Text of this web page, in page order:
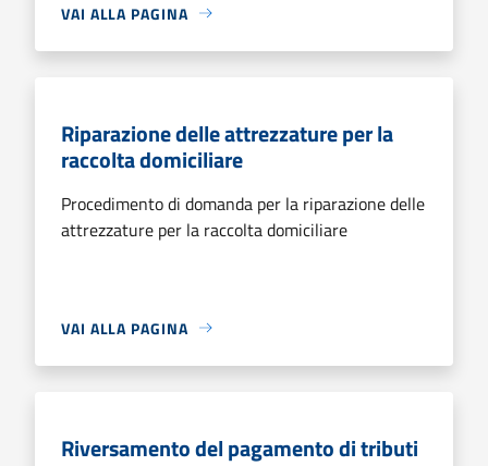
VAI ALLA PAGINA
Riparazione delle attrezzature per la
raccolta domiciliare
Procedimento di domanda per la riparazione delle
attrezzature per la raccolta domiciliare
VAI ALLA PAGINA
Riversamento del pagamento di tributi